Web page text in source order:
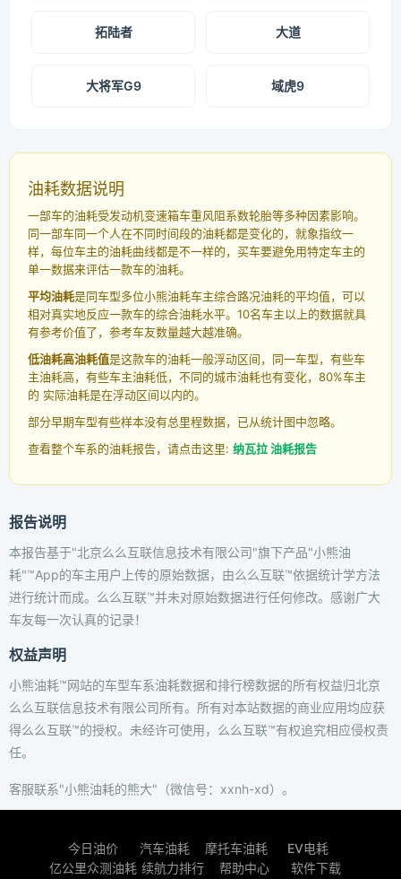
拓陆者 大道
大将军G9 域虎9
油耗数据说明
一部车的油耗受发动机变速箱车重风阻系数轮胎等多种因素影响。
同一部车同一个人在不同时间段的油耗都是变化的，就象指纹一
样，每位车主的油耗曲线都是不一样的，买车要避免用特定车主的
单一数据来评估一款车的油耗。
平均油耗是同车型多位小熊油耗车主综合路况油耗的平均值，可以
相对真实地反应一款车的综合油耗水平。10名车主以上的数据就具
有参考价值了，参考车友数量越大越准确。
低油耗高油耗值是这款车的油耗一般浮动区间，同一车型，有些车
主油耗高，有些车主油耗低，不同的城市油耗也有变化，80%车主
的 实际油耗是在浮动区间以内的。
部分早期车型有些样本没有总里程数据，已从统计图中忽略。
查看整个车系的油耗报告，请点击这里: 纳瓦拉 油耗报告
报告说明
本报告基于"北京么么互联信息技术有限公司"旗下产品"小熊油
耗"™App的车主用户上传的原始数据，由么么互联™依据统计学方法
进行统计而成。么么互联™并未对原始数据进行任何修改。感谢广大
车友每一次认真的记录！
权益声明
小熊油耗™网站的车型车系油耗数据和排行榜数据的所有权益归北京
么么互联信息技术有限公司所有。所有对本站数据的商业应用均应获
得么么互联™的授权。未经许可使用，么么互联™有权追究相应侵权责
任。
客服联系"小熊油耗的熊大"（微信号：xxnh-xd）。
今日油价 汽车油耗 摩托车油耗
EV电耗
亿公里众测油耗 续航力排行 帮助中心 软件下载